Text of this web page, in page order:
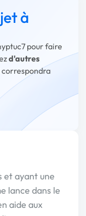
à
pour faire
d'autres
correspondra
et ayant une
lance dans le
aide aux